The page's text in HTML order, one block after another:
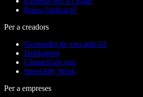
Baixa l'aplicació
Per a creadors
Generador de veu amb IA
Doblament
Clonació de veu
Speechify Work
Per a empreses